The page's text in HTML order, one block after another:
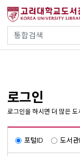
건
통합검색
사이트내 검색
로그인
로그인을 하시면 더 많은
포털ID 도서